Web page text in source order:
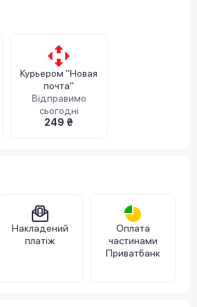
Курьером "Новая
почта"
Відправимо
сьогодні
249 ₴
Накладений
платіж
Оплата
частинами
Приватбанк